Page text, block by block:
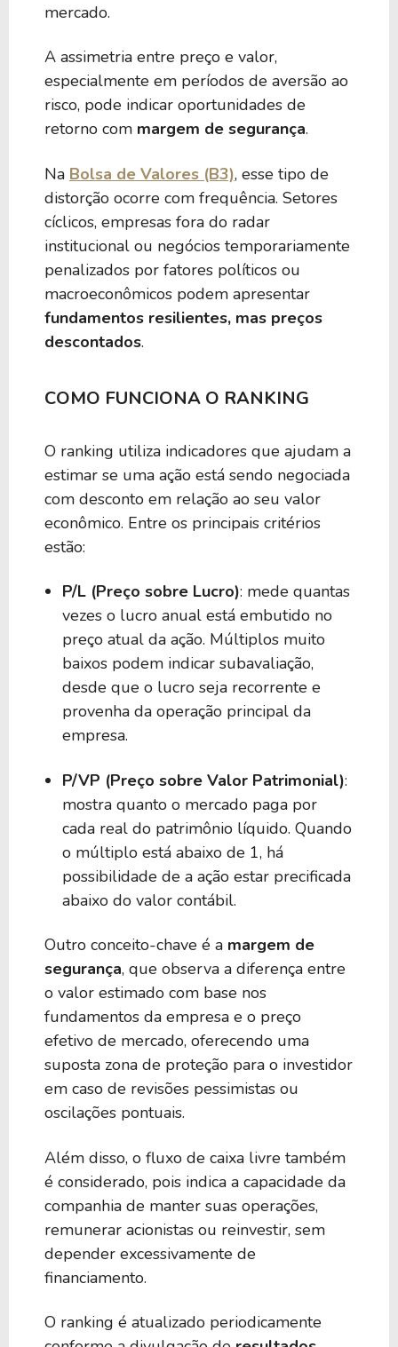
mercado.
A assimetria entre preço e valor,
especialmente em períodos de aversão ao
risco, pode indicar oportunidades de
retorno com margem de segurança.
Na Bolsa de Valores (B3), esse tipo de
distorção ocorre com frequência. Setores
cíclicos, empresas fora do radar
institucional ou negócios temporariamente
penalizados por fatores políticos ou
macroeconômicos podem apresentar
fundamentos resilientes, mas preços
descontados.
COMO FUNCIONA O RANKING
O ranking utiliza indicadores que ajudam a
estimar se uma ação está sendo negociada
com desconto em relação ao seu valor
econômico. Entre os principais critérios
estão:
P/L (Preço sobre Lucro): mede quantas
vezes o lucro anual está embutido no
preço atual da ação. Múltiplos muito
baixos podem indicar subavaliação,
desde que o lucro seja recorrente e
provenha da operação principal da
empresa.
P/VP (Preço sobre Valor Patrimonial):
mostra quanto o mercado paga por
cada real do patrimônio líquido. Quando
o múltiplo está abaixo de 1, há
possibilidade de a ação estar precificada
abaixo do valor contábil.
Outro conceito-chave é a margem de
segurança, que observa a diferença entre
o valor estimado com base nos
fundamentos da empresa e o preço
efetivo de mercado, oferecendo uma
suposta zona de proteção para o investidor
em caso de revisões pessimistas ou
oscilações pontuais.
Além disso, o fluxo de caixa livre também
é considerado, pois indica a capacidade da
companhia de manter suas operações,
remunerar acionistas ou reinvestir, sem
depender excessivamente de
financiamento.
O ranking é atualizado periodicamente